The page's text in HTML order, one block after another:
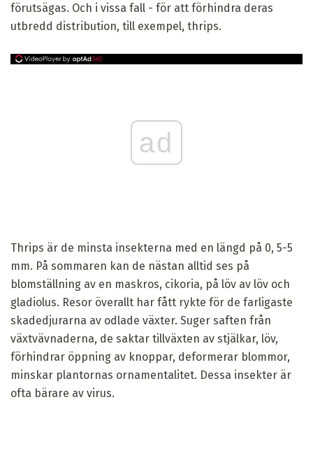
förutsägas. Och i vissa fall - för att förhindra deras
utbredd distribution, till exempel, thrips.
ad
Thrips är de minsta insekterna med en längd på 0, 5-5
mm. På sommaren kan de nästan alltid ses på
blomställning av en maskros, cikoria, på löv av löv och
gladiolus. Resor överallt har fått rykte för de farligaste
skadedjurarna av odlade växter. Suger saften från
växtvävnaderna, de saktar tillväxten av stjälkar, löv,
förhindrar öppning av knoppar, deformerar blommor,
minskar plantornas ornamentalitet. Dessa insekter är
ofta bärare av virus.